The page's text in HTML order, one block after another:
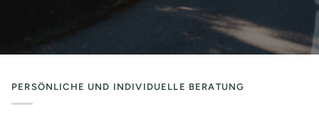
PERSÖNLICHE UND INDIVIDUELLE BERATUNG